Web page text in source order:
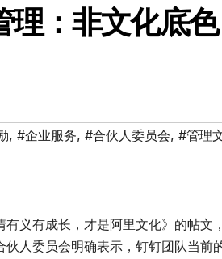
理：非文化底
, #企业服务, #合伙人委员会, #管理
义有成长，才是阿里文化》的帖文
伙人委员会明确表示，钉钉团队当前